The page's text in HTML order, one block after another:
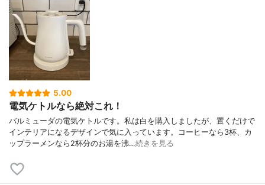
5.00
電気ケトルなら絶対これ！
バルミューダの電気ケトルです。私は白を購入しましたが、置くだけで
インテリアになるデザインで気に入っています。コーヒーなら3杯、カ
ップラーメンなら2杯分のお湯を沸…続きを見る